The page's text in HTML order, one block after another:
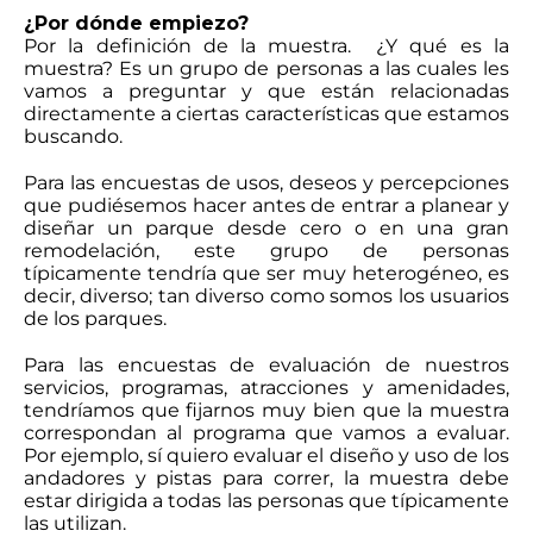
¿Por dónde empiezo?
Por la definición de la muestra. ¿Y qué es la
muestra? Es un grupo de personas a las cuales les
vamos a preguntar y que están relacionadas
directamente a ciertas características que estamos
buscando.
Para las encuestas de usos, deseos y percepciones
que pudiésemos hacer antes de entrar a planear y
diseñar un parque desde cero o en una gran
remodelación, este grupo de personas
típicamente tendría que ser muy heterogéneo, es
decir, diverso; tan diverso como somos los usuarios
de los parques.
Para las encuestas de evaluación de nuestros
servicios, programas, atracciones y amenidades,
tendríamos que fijarnos muy bien que la muestra
correspondan al programa que vamos a evaluar.
Por ejemplo, sí quiero evaluar el diseño y uso de los
andadores y pistas para correr, la muestra debe
estar dirigida a todas las personas que típicamente
las utilizan.